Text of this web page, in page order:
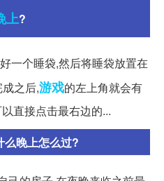
上?
一个睡袋,然后将睡袋放置在
之后,游戏的左上角就会有
直接点击最右边的...
么晚上怎么过?